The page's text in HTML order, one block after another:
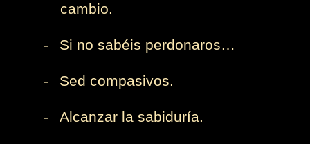
cambio.
- Si no sabéis perdonaros…
- Sed compasivos.
- Alcanzar la sabiduría.